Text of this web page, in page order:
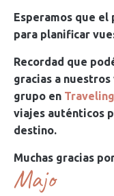
Esperamos que el
para planificar
Recordad que
gracias a
grupo en
viajes auténticos
destino.
Muchas gracias
Majo